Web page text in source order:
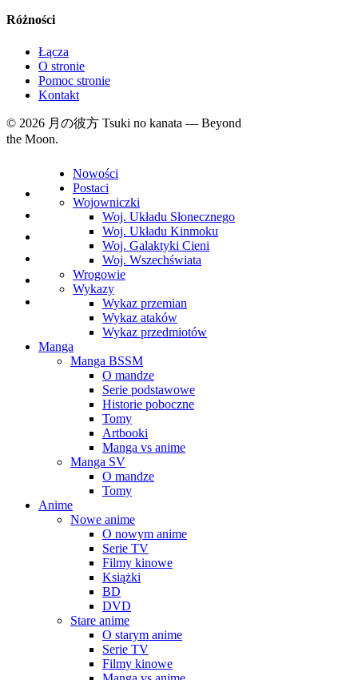
Różności
Łącza
O stronie
Pomoc stronie
Kontakt
© 2026 月の彼方 Tsuki no kanata — Beyond
the Moon.
Nowości
Postaci
Wojowniczki
Woj. Układu Słonecznego
Woj. Układu Kinmoku
Woj. Galaktyki Cieni
Woj. Wszechświata
Wrogowie
Wykazy
Wykaz przemian
Wykaz ataków
Wykaz przedmiotów
Manga
Manga BSSM
O mandze
Serie podstawowe
Historie poboczne
Tomy
Artbooki
Manga vs anime
Manga SV
O mandze
Tomy
Anime
Nowe anime
O nowym anime
Serie TV
Filmy kinowe
Książki
BD
DVD
Stare anime
O starym anime
Serie TV
Filmy kinowe